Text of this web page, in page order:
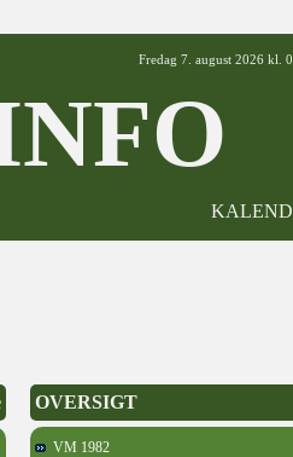
Fredag 7. august 2026 kl.
OVERSIGT
VM 1982